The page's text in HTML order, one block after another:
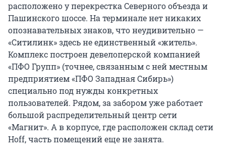
расположено у перекрестка Северного объезда и
Пашинского шоссе. На терминале нет никаких
опознавательных знаков, что неудивительно —
«Ситилинк» здесь не единственный «житель».
Комплекс построен девелоперской компанией
«ПФО Групп» (точнее, связанным с ней местным
предприятием «ПФО Западная Сибирь»)
специально под нужды конкретных
пользователей. Рядом, за забором уже работает
большой распределительный центр сети
«Магнит». А в корпусе, где расположен склад сети
Hoff, часть помещений еще не занята.